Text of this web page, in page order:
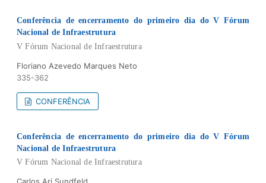
Conferência de encerramento do primeiro dia do V Fórum
Nacional de Infraestrutura
V Fórum Nacional de Infraestrutura
Floriano Azevedo Marques Neto
335-362
CONFERÊNCIA
Conferência de encerramento do primeiro dia do V Fórum
Nacional de Infraestrutura
V Fórum Nacional de Infraestrutura